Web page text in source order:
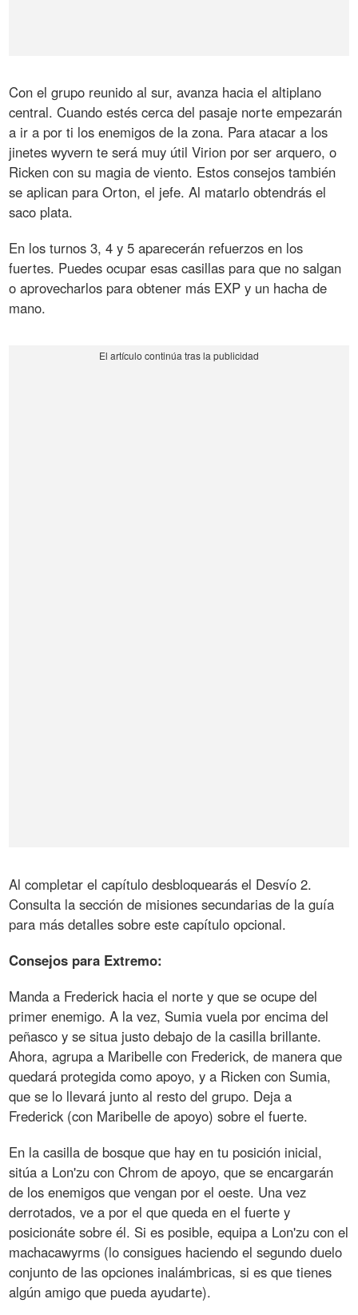
Con el grupo reunido al sur, avanza hacia el altiplano
central. Cuando estés cerca del pasaje norte empezarán
a ir a por ti los enemigos de la zona. Para atacar a los
jinetes wyvern te será muy útil Virion por ser arquero, o
Ricken con su magia de viento. Estos consejos también
se aplican para Orton, el jefe. Al matarlo obtendrás el
saco plata.
En los turnos 3, 4 y 5 aparecerán refuerzos en los
fuertes. Puedes ocupar esas casillas para que no salgan
o aprovecharlos para obtener más EXP y un hacha de
mano.
Al completar el capítulo desbloquearás el Desvío 2.
Consulta la sección de misiones secundarias de la guía
para más detalles sobre este capítulo opcional.
Consejos para Extremo:
Manda a Frederick hacia el norte y que se ocupe del
primer enemigo. A la vez, Sumia vuela por encima del
peñasco y se situa justo debajo de la casilla brillante.
Ahora, agrupa a Maribelle con Frederick, de manera que
quedará protegida como apoyo, y a Ricken con Sumia,
que se lo llevará junto al resto del grupo. Deja a
Frederick (con Maribelle de apoyo) sobre el fuerte.
En la casilla de bosque que hay en tu posición inicial,
sitúa a Lon'zu con Chrom de apoyo, que se encargarán
de los enemigos que vengan por el oeste. Una vez
derrotados, ve a por el que queda en el fuerte y
posicionáte sobre él. Si es posible, equipa a Lon'zu con el
machacawyrms (lo consigues haciendo el segundo duelo
conjunto de las opciones inalámbricas, si es que tienes
algún amigo que pueda ayudarte).